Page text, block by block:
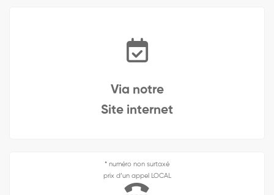
Via notre
Site internet
* numéro non surtaxé
prix d’un appel LOCAL